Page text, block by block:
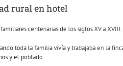
rural en hotel
centenarias de los siglos XV a XVIII.
toda la familia vivía y trabajaba en la
y el poblado.